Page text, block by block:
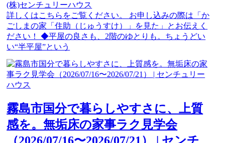
(株)センチュリーハウス
詳しくはこちらをご覧ください。 お申し込みの際は「か
ごしまの家「住助（じゅうすけ）」を見た」とお伝えく
ださい！ ◆平屋の良さも、2階のゆとりも。ちょうどい
い“半平屋”という
霧島市国分で暮らしやすさに、上質
感を。無垢床の家事ラク見学会
（2026/07/16〜2026/07/21） | センチ